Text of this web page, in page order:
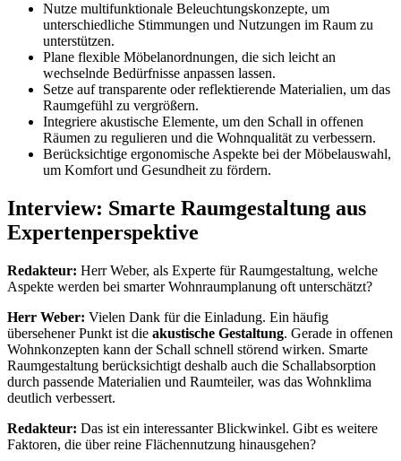
Nutze multifunktionale Beleuchtungskonzepte, um
unterschiedliche Stimmungen und Nutzungen im Raum zu
unterstützen.
Plane flexible Möbelanordnungen, die sich leicht an
wechselnde Bedürfnisse anpassen lassen.
Setze auf transparente oder reflektierende Materialien, um das
Raumgefühl zu vergrößern.
Integriere akustische Elemente, um den Schall in offenen
Räumen zu regulieren und die Wohnqualität zu verbessern.
Berücksichtige ergonomische Aspekte bei der Möbelauswahl,
um Komfort und Gesundheit zu fördern.
Interview: Smarte Raumgestaltung aus
Expertenperspektive
Redakteur: Herr Weber, als Experte für Raumgestaltung, welche
Aspekte werden bei smarter Wohnraumplanung oft unterschätzt?
Herr Weber: Vielen Dank für die Einladung. Ein häufig
übersehener Punkt ist die akustische Gestaltung. Gerade in offenen
Wohnkonzepten kann der Schall schnell störend wirken. Smarte
Raumgestaltung berücksichtigt deshalb auch die Schallabsorption
durch passende Materialien und Raumteiler, was das Wohnklima
deutlich verbessert.
Redakteur: Das ist ein interessanter Blickwinkel. Gibt es weitere
Faktoren, die über reine Flächennutzung hinausgehen?